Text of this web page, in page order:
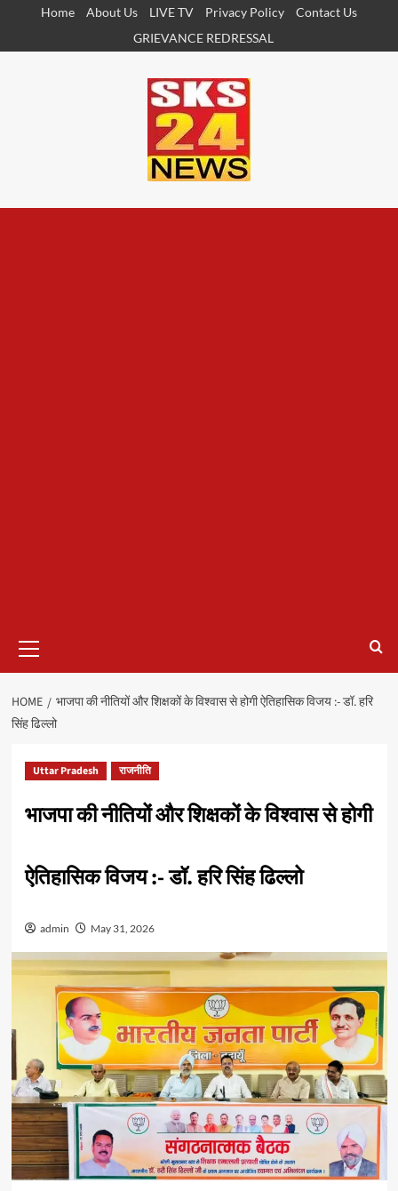
content
Home About Us LIVE TV Privacy Policy
Contact Us
GRIEVANCE REDRESSAL
Menu
HOME
भाजपा की नीतियों और शिक्षकों के विश्वास से होगी ऐतिहासिक विजय :- डॉ. हरि
सिंह ढिल्लो
Uttar Pradesh राजनीति
भाजपा की नीतियों और शिक्षकों के विश्वास से होगी
ऐतिहासिक विजय :- डॉ. हरि सिंह ढिल्लो
admin May 31, 2026